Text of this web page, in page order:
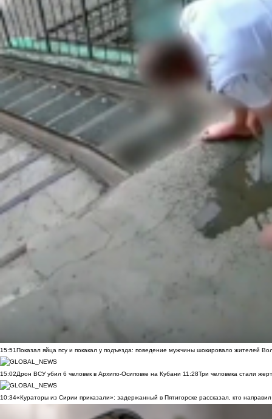
15:51Показал яйца псу и покакал у подъезда: поведение мужчины шокировало жителей
15:02Дрон ВСУ убил 6 человек в Архипо-Осиповке на Кубани 11:28Три человека стали
10:34«Кураторы из Сирии приказали»: задержанный в Пятигорске рассказал, кто направил